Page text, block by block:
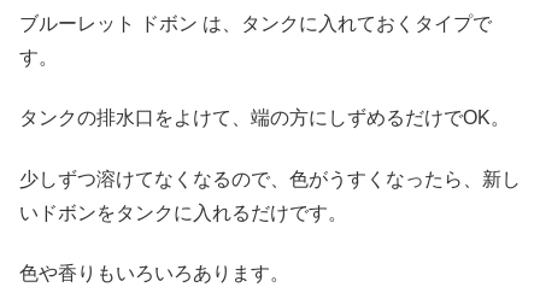
ブルーレット ドボン は、タンクに入れておくタイプで
す。
タンクの排水口をよけて、端の方にしずめるだけでOK。
少しずつ溶けてなくなるので、色がうすくなったら、新し
いドボンをタンクに入れるだけです。
色や香りもいろいろあります。